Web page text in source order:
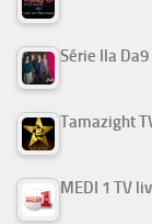
Tamazight
MEDI 1 TV